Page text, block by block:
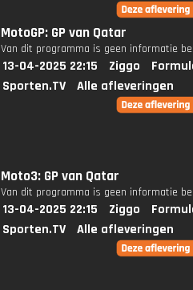
MotoGP: GP van Qatar
Van dit programma is geen informatie
13-04-2025 22:15 Ziggo
Sporten.TV
Alle afleveringen
Moto3: GP van Qatar
Van dit programma is geen informatie
13-04-2025 22:15 Ziggo
Sporten.TV
Alle afleveringen